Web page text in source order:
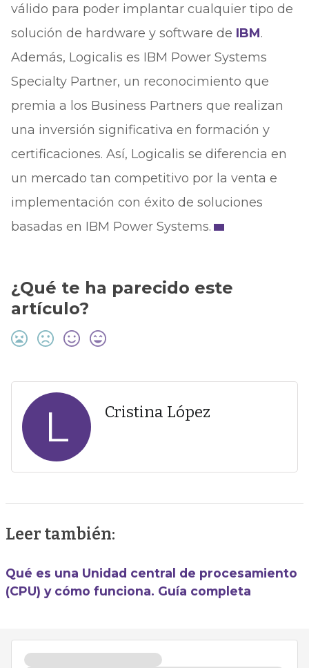
válido para poder implantar cualquier tipo de
solución de hardware y software de IBM.
Además, Logicalis es IBM Power Systems
Specialty Partner, un reconocimiento que
premia a los Business Partners que realizan
una inversión significativa en formación y
certificaciones. Así, Logicalis se diferencia en
un mercado tan competitivo por la venta e
implementación con éxito de soluciones
basadas en IBM Power Systems.
¿Qué te ha parecido este
artículo?
L Cristina López
Leer también:
Qué es una Unidad central de procesamiento
(CPU) y cómo funciona. Guía completa